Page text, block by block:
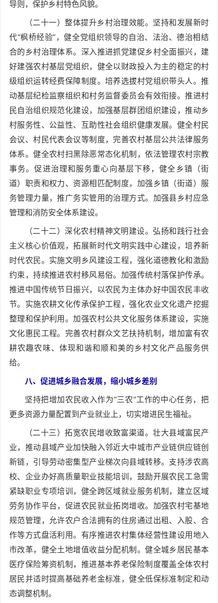
导则，保护乡村特色风貌。
（二十一）整体提升乡村治理效能。坚持和发展新时
代“枫桥经验”，健全党组织领导的自治、法治、德治相结
合的乡村治理体系。深入推进抓党建促乡村全面振兴，建
好建强农村基层党组织，健全以财政投入为主的稳定的村
级组织运转经费保障制度。培养选拔村党组织带头人。推
动基层纪检监察组织和村务监督委员会有效衔接。推进村
民自治组织规范化建设，加强基层群团组织建设，推动乡
村服务性、公益性、互助性社会组织健康发展。健全村民
会议、村民代表会议等制度，完善农村基层公共法律服务
体系。健全农村扫黑除恶常态化机制，依法管理农村宗教
事务。促进治理和服务重心向基层下移，健全乡镇（街
道）职责和权力、资源相匹配制度，加强乡镇（街道）服
务管理力量，推广务实管用的治理方式。加强县乡村应急
管理和消防安全体系建设。
（二十二）深化农村精神文明建设。弘扬和践行社会
主义核心价值观，拓展新时代文明实践中心建设，培养新
时代农民。实施文明乡风建设工程，强化道德教化和激励
约束，持续推进农村移风易俗。加强传统村落保护传承。
推进中国传统节日振兴，以农民为主体办好中国农民丰收
节。实施农耕文化传承保护工程，强化农业文化遗产挖掘
整理和保护利用。加强农村公共文化服务体系建设，实施
文化惠民工程。完善农村群众文艺扶持机制，增加富有农
耕农趣农味、体现和谐和顺和美的乡村文化产品服务供
给。
八、促进城乡融合发展，缩小城乡差别
坚持把增加农民收入作为“三农”工作的中心任务，把
更多资源力量配置到产业就业上，切实增进民生福祉。
（二十三）拓宽农民增收致富渠道。壮大县域富民产
业，推动县域产业加快融入邻近大中城市产业链供应链创
新链，引导劳动密集型产业梯次向县域转移。支持涉农高
校、企业办好高质量职业技能培训，鼓励开展农民工急需
紧缺职业专项培训，健全跨区域就业服务机制，建立区域
劳务协作平台，促进农民就业拓岗增收。加强农村宅基地
规范管理，允许农户合法拥有的住房通过出租、入股、合
作等方式盘活利用。有序推进农村集体经营性建设用地入
市改革，健全土地增值收益分配机制。健全城乡居民基本
医疗保险筹资机制，推进基本养老保险制度覆盖全体农村
居民并适时提高基础养老金标准，健全低保标准制定和动
态调整机制。